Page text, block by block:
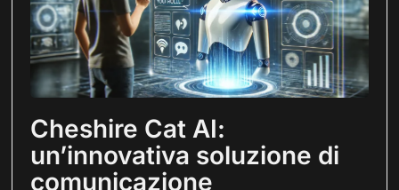
Cheshire Cat AI:
un’innovativa soluzione di
comunicazione